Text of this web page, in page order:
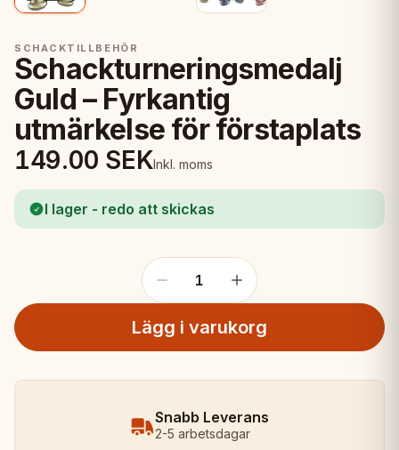
SCHACKTILLBEHÖR
Schackturneringsmedalj
Guld – Fyrkantig
utmärkelse för förstaplats
149.00 SEKInkl. moms
I lager - redo att skickas
1
Lägg i varukorg
Snabb Leverans
2-5 arbetsdagar